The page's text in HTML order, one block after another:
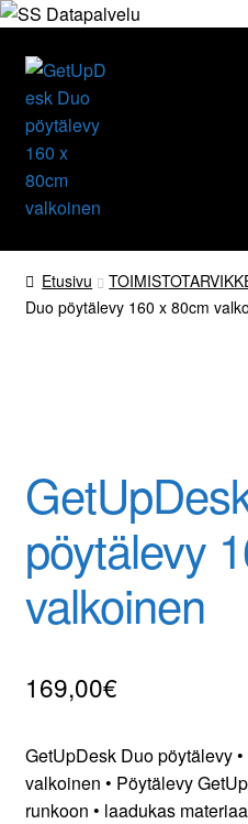
Siirry
navigointiin
Siirry
sisältöön
Etusivu
Tuotteet
Yrityksestä
Yhteydenotto
Oma tili
Etusivu
Duo pöytälevy 160 x 80cm
pöytälevy
valkoinen
169,00€
GetUpDesk Duo pöytälevy
valkoinen • Pöytälevy
runkoon • laadukas